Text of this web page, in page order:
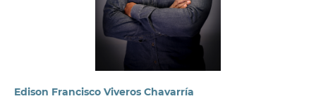
Edison Francisco Viveros Chavarría